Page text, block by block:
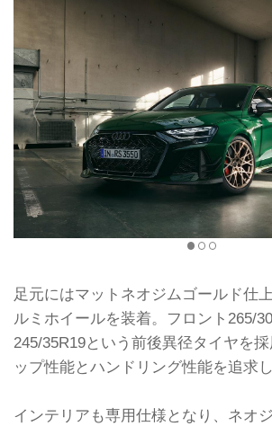
足元にはマットネオジムゴールド仕
ルミホイールを装着。フロント265/
245/35R19という前後異径タイヤを
ップ性能とハンドリング性能を追求し
インテリアも専用仕様となり、ネオ